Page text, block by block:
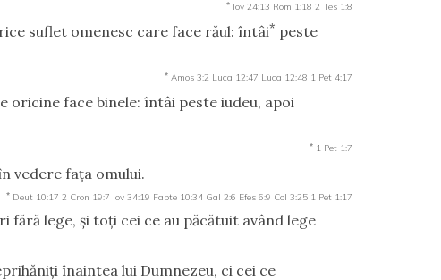
* Iov 24:13 Rom 1:18 2 Tes 1:8
suflet omenesc care face răul: întâi* peste
* Amos 3:2 Luca 12:47 Luca 12:48 1 Pet 4:17
oricine face binele: întâi peste iudeu, apoi
* 1 Pet 1:7
vedere faţa omului.
* Deut 10:17 2 Cron 19:7 Iov 34:19 Fapte 10:34 Gal 2:6 Efes 6:9 Col 3:25 1 Pet 1:17
fără lege, şi toţi cei ce au păcătuit având lege
înaintea lui Dumnezeu, ci cei ce